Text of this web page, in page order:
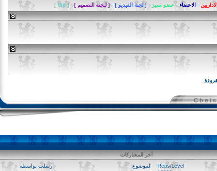
-الاعضاء-عضو مميز-[ لجنة الفيديو ]-[ لـجنة التصميم ]-
[ VIp ]
آخر المشاركات
Reps/Level
الموضوع
أرسلت بواسطة